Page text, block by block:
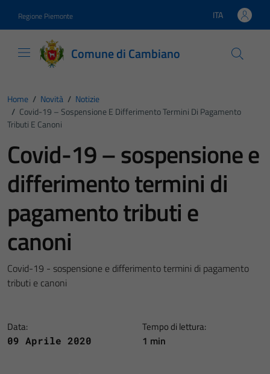
Regione Piemonte Lingua attiva:
ITA
Comune di Cambiano
Home / Novità / Notizie
/ Covid-19 – Sospensione E Differimento Termini Di Pagamento
Tributi E Canoni
Covid-19 – sospensione e
differimento termini di
pagamento tributi e
canoni
Covid-19 - sospensione e differimento termini di pagamento
tributi e canoni
Data:
09 Aprile 2020
Tempo di lettura:
1 min